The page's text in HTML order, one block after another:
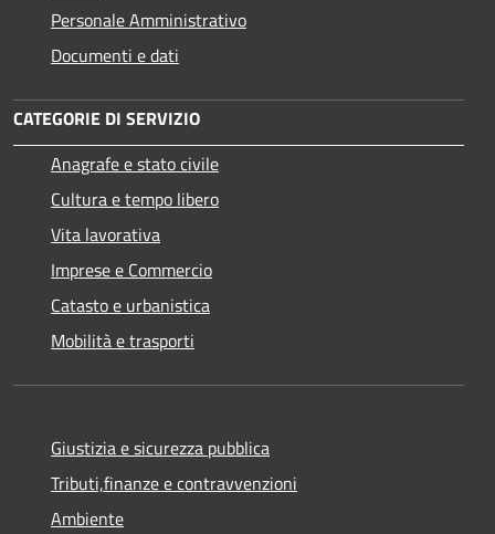
Personale Amministrativo
Documenti e dati
CATEGORIE DI SERVIZIO
Anagrafe e stato civile
Cultura e tempo libero
Vita lavorativa
Imprese e Commercio
Catasto e urbanistica
Mobilità e trasporti
Giustizia e sicurezza pubblica
Tributi,finanze e contravvenzioni
Ambiente